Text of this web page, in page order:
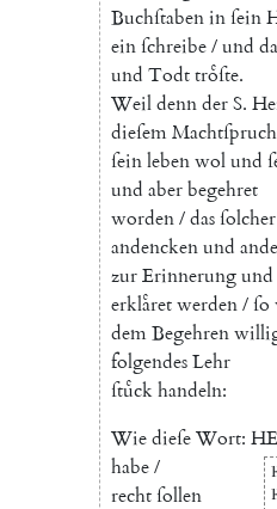
Buchſtabeninſein
einſchreibe/und
und Todttroͤſte.
WeildennderS.
dieſem
ſeinlebenwolund
und aberbegehret
worden/dasſolcher
andenckenund
zurErinnerungund
erklaͤretwerden/ſo
demBegehren
folgendesLehr
ſtuͤckhandeln:
WiedieſeWort:
habe/
rechtſollen